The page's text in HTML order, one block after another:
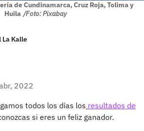
de Cundinamarca, Cruz Roja, Tolima y
Huila /Foto: Pixabay
La Kalle
2022
todos los días los resultados de
si eres un feliz ganador.